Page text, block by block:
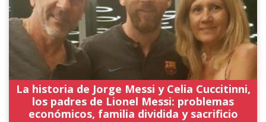
La historia de Jorge Messi y Celia Cuccitinni,
los padres de Lionel Messi: problemas
económicos, familia dividida y sacrificio